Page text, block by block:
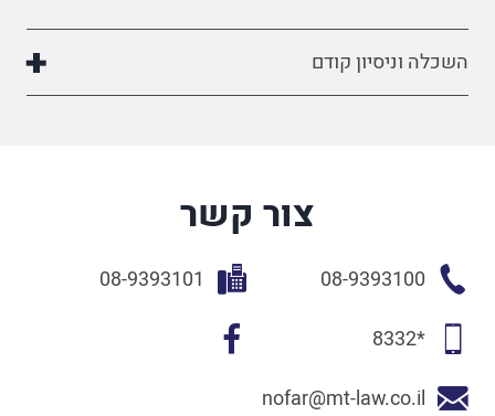
השכלה וניסיון קודם
צור קשר
08-9393100
08-9393101
*8332
nofar@mt-law.co.il